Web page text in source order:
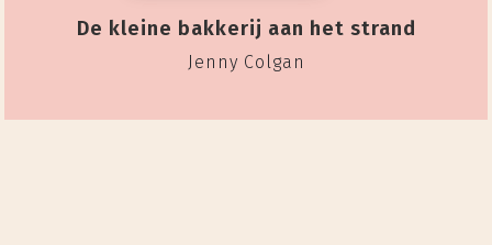
De kleine bakkerij aan het strand
Jenny Colgan